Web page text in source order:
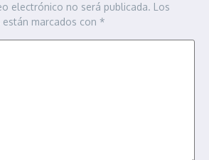
electrónico no será publicada. Los
marcados con *